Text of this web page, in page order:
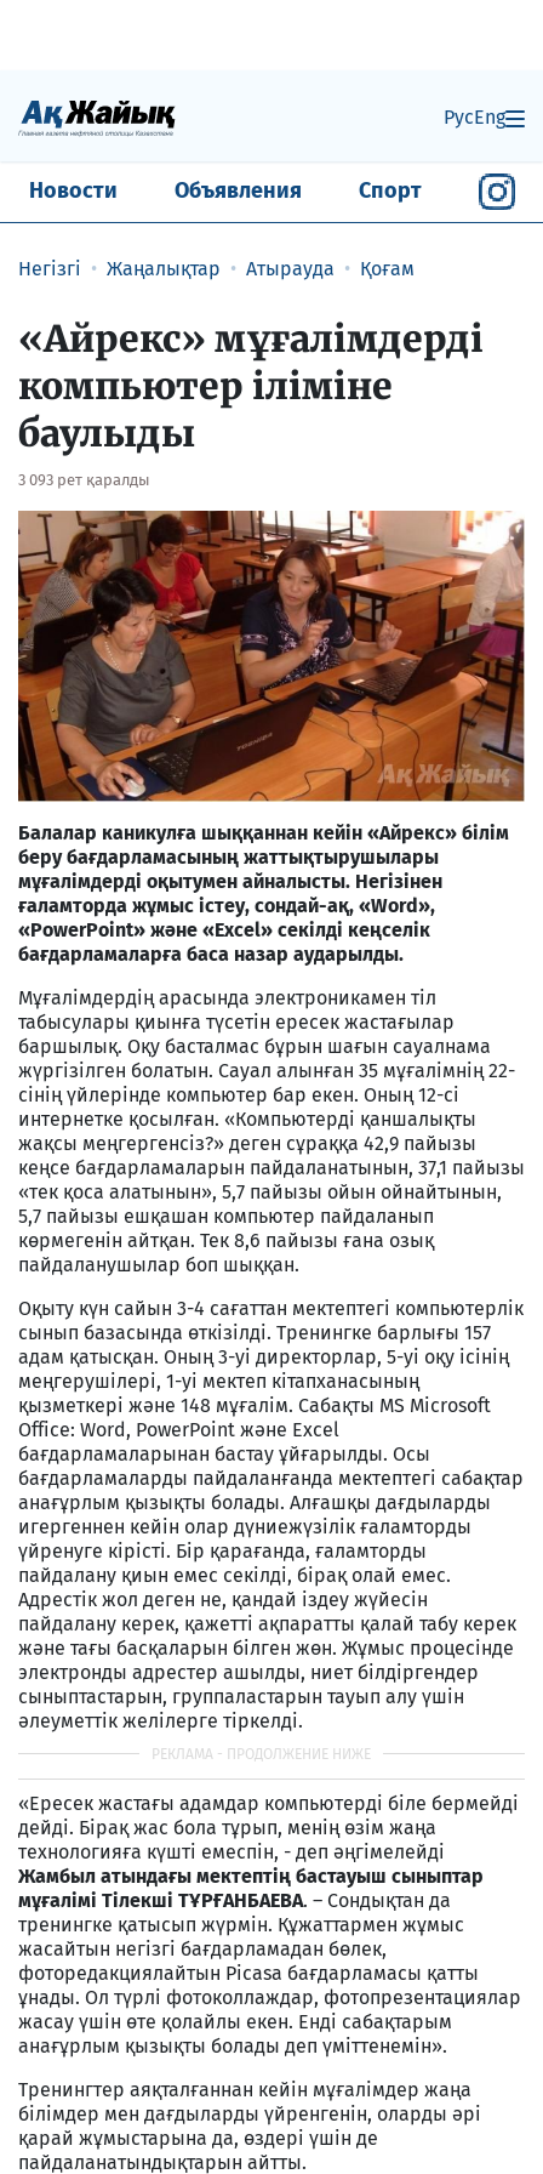
РусEng
Новости Объявления Спорт
Негізгі Жаңалықтар Атырауда Қоғам
«Айрекс» мұғалімдерді
компьютер іліміне
баулыды
3 093 рет қаралды
Балалар каникулға шыққаннан кейін «Айрекс» білім
беру бағдарламасының жаттықтырушылары
мұғалімдерді оқытумен айналысты. Негізінен
ғаламторда жұмыс істеу, сондай-ақ, «Word»,
«PowerPoint» және «Excel» секілді кеңселік
бағдарламаларға баса назар аударылды.
Мұғалімдердің арасында электроникамен тіл
табысулары қиынға түсетін ересек жастағылар
баршылық. Оқу басталмас бұрын шағын сауалнама
жүргізілген болатын. Сауал алынған 35 мұғалімнің 22-
сінің үйлерінде компьютер бар екен. Оның 12-сі
интернетке қосылған. «Компьютерді қаншалықты
жақсы меңгергенсіз?» деген сұраққа 42,9 пайызы
кеңсе бағдарламаларын пайдаланатынын, 37,1 пайызы
«тек қоса алатынын», 5,7 пайызы ойын ойнайтынын,
5,7 пайызы ешқашан компьютер пайдаланып
көрмегенін айтқан. Тек 8,6 пайызы ғана озық
пайдаланушылар боп шыққан.
Оқыту күн сайын 3-4 сағаттан мектептегі компьютерлік
сынып базасында өткізілді. Тренингке барлығы 157
адам қатысқан. Оның 3-уі директорлар, 5-уі оқу ісінің
меңгерушілері, 1-уі мектеп кітапханасының
қызметкері және 148 мұғалім. Сабақты MS Microsoft
Office: Word, PowerPoint және Excel
бағдарламаларынан бастау ұйғарылды. Осы
бағдарламаларды пайдаланғанда мектептегі сабақтар
анағұрлым қызықты болады. Алғашқы дағдыларды
игергеннен кейін олар дүниежүзілік ғаламторды
үйренуге кірісті. Бір қарағанда, ғаламторды
пайдалану қиын емес секілді, бірақ олай емес.
Адрестік жол деген не, қандай іздеу жүйесін
пайдалану керек, қажетті ақпаратты қалай табу керек
және тағы басқаларын білген жөн. Жұмыс процесінде
электронды адрестер ашылды, ниет білдіргендер
сыныптастарын, группаластарын тауып алу үшін
әлеуметтік желілерге тіркелді.
«Ересек жастағы адамдар компьютерді біле бермейді
дейді. Бірақ жас бола тұрып, менің өзім жаңа
технологияға күшті емеспін, - деп әңгімелейді
Жамбыл атындағы мектептің бастауыш сыныптар
мұғалімі Тілекші ТҰРҒАНБАЕВА. – Сондықтан да
тренингке қатысып жүрмін. Құжаттармен жұмыс
жасайтын негізгі бағдарламадан бөлек,
фоторедакциялайтын Picasa бағдарламасы қатты
ұнады. Ол түрлі фотоколлаждар, фотопрезентациялар
жасау үшін өте қолайлы екен. Енді сабақтарым
анағұрлым қызықты болады деп үміттенемін».
Тренингтер аяқталғаннан кейін мұғалімдер жаңа
білімдер мен дағдыларды үйренгенін, оларды әрі
қарай жұмыстарына да, өздері үшін де
пайдаланатындықтарын айтты.